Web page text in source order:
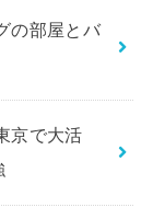
の部屋とバ
京で大活